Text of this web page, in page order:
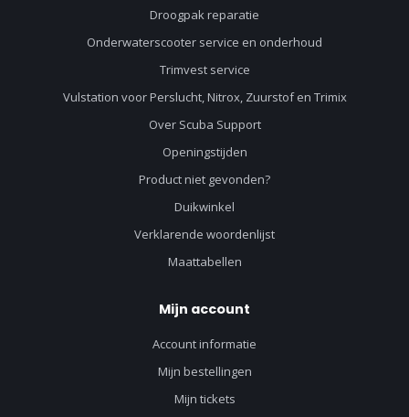
Droogpak reparatie
Onderwaterscooter service en onderhoud
Trimvest service
Vulstation voor Perslucht, Nitrox, Zuurstof en Trimix
Over Scuba Support
Openingstijden
Product niet gevonden?
Duikwinkel
Verklarende woordenlijst
Maattabellen
Mijn account
Account informatie
Mijn bestellingen
Mijn tickets